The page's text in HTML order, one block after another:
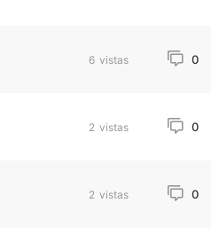
6 vistas 0
2 vistas 0
2 vistas 0